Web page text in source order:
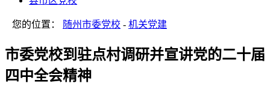
您的位置： 随州市委党校 - 机关党建
市委党校到驻点村调研并宣讲党的二十届
四中全会精神